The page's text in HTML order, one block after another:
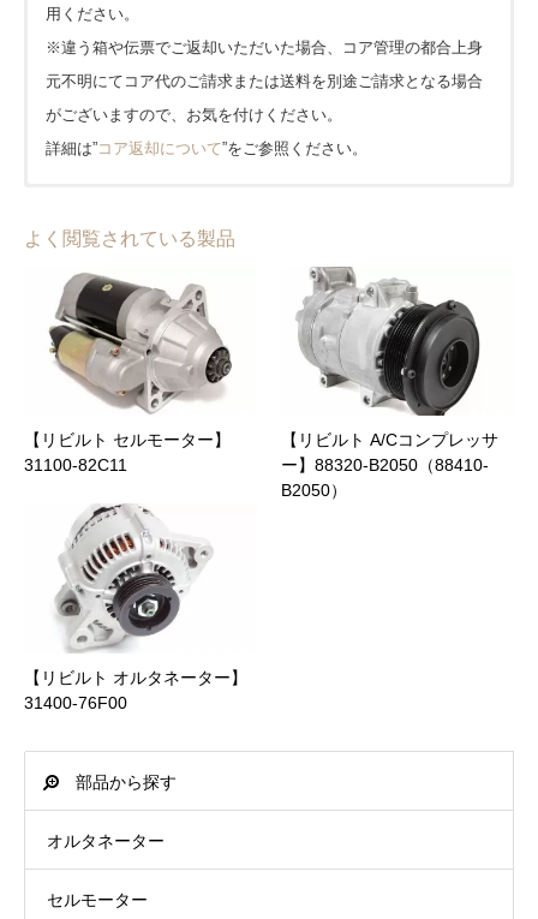
用ください。
※違う箱や伝票でご返却いただいた場合、コア管理の都合上身
元不明にてコア代のご請求または送料を別途ご請求となる場合
がございますので、お気を付けください。
詳細は”コア返却について”をご参照ください。
クレジット
代金引換(宅急便コレクト)
商品合計価格(送料含む)
～ 9,999 円
10,000 円 ～ 29,999 円
30,000 円 ～ 49,999 円
銀行振込
PayPay銀行
ビジネス営業部支店(店番:005)
普通口座 1316532
NP後払い(コンビニ・郵便局・銀行)
商品合計価格(送料含む)
～ 9,999 円 440 円
10,000 円 ～ 19,999 円 660 円
20,000 円 ～ 39,999 円 1,100 円
メールリンク決済
詳細は”支払いについて
■北海道、沖縄、離島は1,650円、その他は全国一律0円となりま
地域 送料(税込) 到着日数(目安)
北海道 1,650 円
東北 0 円
中部 0 円
近畿 0 円
中国 0 円
北九州 0 円
南九州 0 円
沖縄
は一部半年または10,000kmとなります。)
【キャンペーン期間中】当店公式オンラインショップでのご購
入に限り保証期間が２倍!!
保証内容、適用外となるケースについてなど、詳細は”保証につ
いて”をご参照ください。
よく閲覧されている製品
【リビルト セルモーター】
31100-82C11
【リビルト A/Cコンプレッサ
ー】88320-B2050（88410-
B2050）
【リビルト オルタネーター】
31400-76F00
部品から探す
オルタネーター
セルモーター